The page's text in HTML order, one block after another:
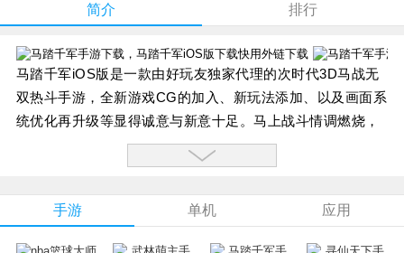
简介 排行
马踏千军iOS版是一款由好玩友独家代理的次时代3D马战无
双热斗手游，全新游戏CG的加入、新玩法添加、以及画面系
统优化再升级等显得诚意与新意十足。马上战斗情调燃烧，
英雄会聚在三国战场上一争高下，再续三国争霸梦想。
马踏千军iOS版游戏特色：
2.【热血攻城 巅峰对决】---攻城掠地 金戈铁马斩敌酋
手游 单机 应用